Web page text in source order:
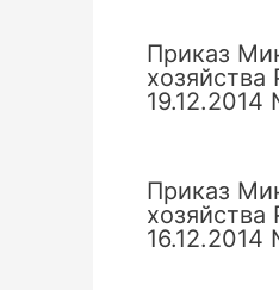
Приказ
Приказ